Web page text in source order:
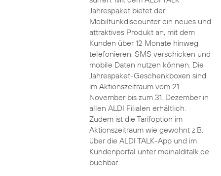
Jahrespaket bietet der
Mobilfunkdiscounter ein neues und
attraktives Produkt an, mit dem
Kunden über 12 Monate hinweg
telefonieren, SMS verschicken und
mobile Daten nutzen können. Die
Jahrespaket-Geschenkboxen sind
im Aktionszeitraum vom 21.
November bis zum 31. Dezember in
allen ALDI Filialen erhältlich.
Zudem ist die Tarifoption im
Aktionszeitraum wie gewohnt z.B.
über die ALDI TALK-App und im
Kundenportal unter meinalditalk.de
buchbar.